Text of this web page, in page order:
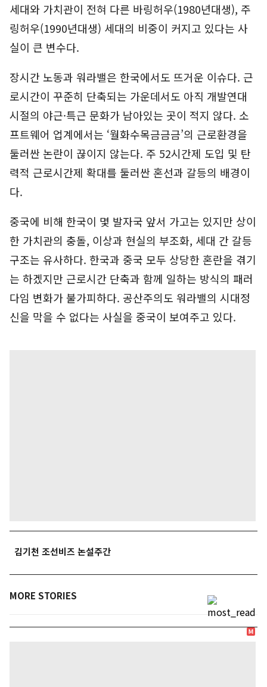
세대와 가치관이 전혀 다른 바링허우(1980년대생), 주
링허우(1990년대생) 세대의 비중이 커지고 있다는 사
실이 큰 변수다.
장시간 노동과 워라밸은 한국에서도 뜨거운 이슈다. 근
로시간이 꾸준히 단축되는 가운데서도 아직 개발연대
시절의 야근·특근 문화가 남아있는 곳이 적지 않다. 소
프트웨어 업계에서는 ‘월화수목금금금’의 근로환경을
둘러싼 논란이 끊이지 않는다. 주 52시간제 도입 및 탄
력적 근로시간제 확대를 둘러싼 혼선과 갈등의 배경이
다.
중국에 비해 한국이 몇 발자국 앞서 가고는 있지만 상이
한 가치관의 충돌, 이상과 현실의 부조화, 세대 간 갈등
구조는 유사하다. 한국과 중국 모두 상당한 혼란을 겪기
는 하겠지만 근로시간 단축과 함께 일하는 방식의 패러
다임 변화가 불가피하다. 공산주의도 워라밸의 시대정
신을 막을 수 없다는 사실을 중국이 보여주고 있다.
김기천 조선비즈 논설주간
MORE STORIES